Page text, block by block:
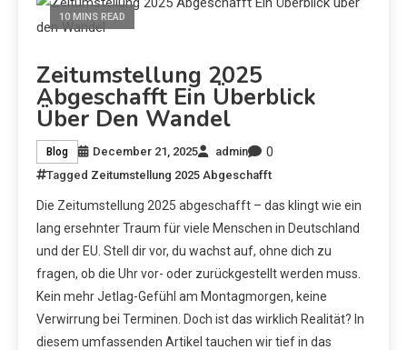
10 MINS READ
Zeitumstellung 2025
Abgeschafft Ein Überblick
Über Den Wandel
Blog December 21, 2025 admin 0
Tagged Zeitumstellung 2025 Abgeschafft
Die Zeitumstellung 2025 abgeschafft – das klingt wie ein
lang ersehnter Traum für viele Menschen in Deutschland
und der EU. Stell dir vor, du wachst auf, ohne dich zu
fragen, ob die Uhr vor- oder zurückgestellt werden muss.
Kein mehr Jetlag-Gefühl am Montagmorgen, keine
Verwirrung bei Terminen. Doch ist das wirklich Realität? In
diesem umfassenden Artikel tauchen wir tief in das